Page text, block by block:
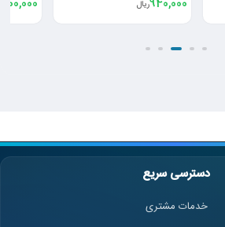
74,000,000
دسترسی سریع
خدمات مشتری